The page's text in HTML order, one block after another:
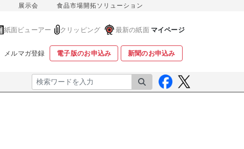
展示会 食品市場開拓ソリューション
紙面ビューアー クリッピング 最新の紙面 マイページ
メルマガ登録 電子版のお申込み 新聞のお申込み
検索